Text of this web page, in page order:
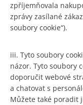
zpříjemňovala
zprávy zasílané
soubory cookie“).
iii. Tyto soubory
názor. Tyto soubory
doporučit webové
a chatovat s
Můžete také poradit